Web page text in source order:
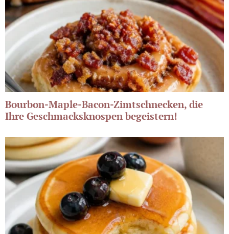
Bourbon-Maple-Bacon-Zimtschnecken, die
Ihre Geschmacksknospen begeistern!